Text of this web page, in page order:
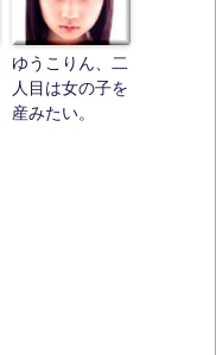
ゆうこりん、二
人目は女の子を
産みたい。